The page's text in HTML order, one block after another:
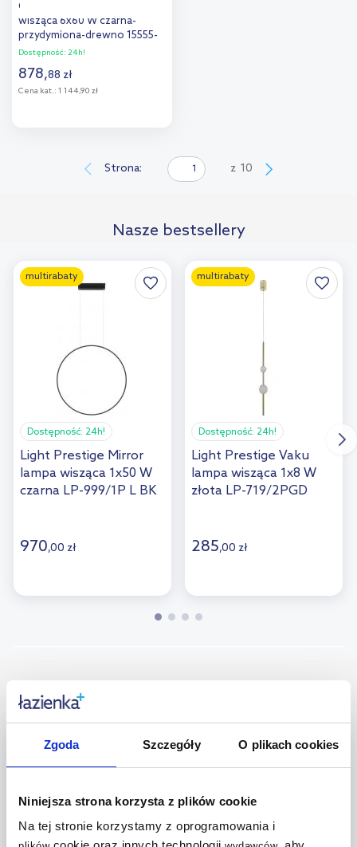
Zgoda Szczegóły O plikach cookies
Niniejsza strona korzysta z plików cookie
Na tej stronie korzystamy z oprogramowania i
Globo Lighting Lila lampa
wisząca 6x60 W czarna-
przydymiona-drewno 15555-
6H
Dostępność: 24h!
878,88 zł
Cena kat.: 1 144,90 zł
Strona: z 10
Nasze bestsellery
multirabaty
Dostępność: 24h!
Light Prestige Mirror
lampa wisząca 1x50 W
czarna LP-999/1P L BK
970,00 zł
multirabaty
Dostępność: 24h!
Light Prestige Vaku
lampa wisząca 1x8 W
złota LP-719/2PGD
285,00 zł
multirabaty multirabaty